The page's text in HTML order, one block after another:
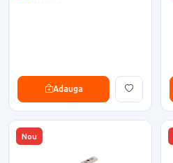
Adauga
Nou